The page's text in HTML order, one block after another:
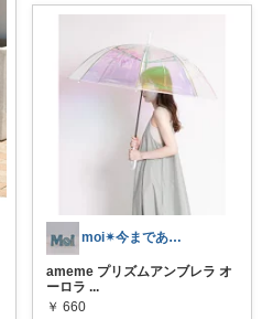
moi✴︎今までありがとう🙇‍♀️↓↓
ameme プリズムアンブレラ オ
ーロラ ...
￥ 660